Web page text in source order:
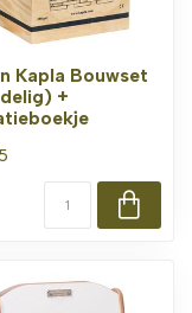
Kapla Bouwset
+